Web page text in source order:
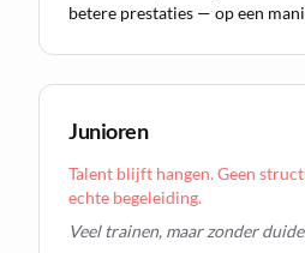
betere prestaties — op een
Junioren
Talent blijft hangen. Geen
echte begeleiding.
Veel trainen, maar zonder